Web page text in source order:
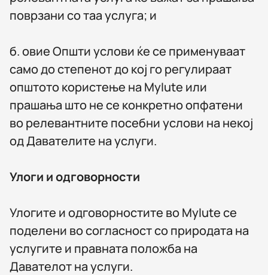
поврзани со таа услуга; и
б. овие Општи услови ќе се применуваат
само до степенот до кој го регулираат
општото користење на MyIute или
прашања што не се конкретно опфатени
во релевантните посебни услови на некој
од Давателите на услуги.
Улоги и одговорности
Улогите и одговорностите во MyIute се
поделени во согласност со природата на
услугите и правната положба на
Давателот на услуги.